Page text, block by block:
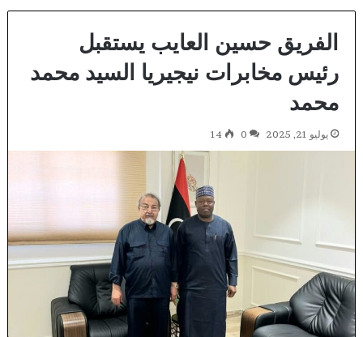
الفريق حسين العايب يستقبل
رئيس مخابرات نيجيريا السيد محمد
محمد
يوليو 21, 2025 0
14